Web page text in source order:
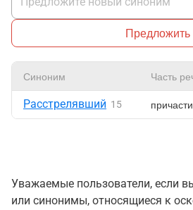
Предложить
Синоним Часть
Расстрелявший 15
Уважаемые пользователи, если
или синонимы, относящиеся к